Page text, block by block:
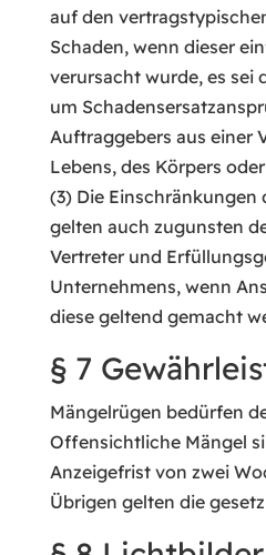
auf den
Schaden, wenn dieser
verursacht wurde, es sei
um
Auftraggebers aus einer
Lebens, des Körpers
(3) Die Einschränkungen
gelten auch zugunsten
Vertreter und
Unternehmens, wenn
diese geltend gemacht
§ 7
Mängelrügen bedürfen
Offensichtliche Mängel
Anzeigefrist von zwei
Übrigen gelten die